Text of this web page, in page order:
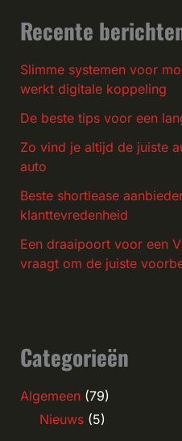
Recente
Slimme systemen voor
werkt digitale koppeling
De beste tips voor een
Zo vind je altijd de juiste
auto
Beste shortlease
klanttevredenheid
Een draaipoort voor een
vraagt om de juiste
Categorieën
Algemeen(79)
Nieuws(5)